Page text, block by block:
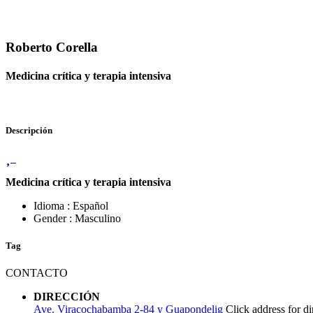
Roberto Corella
Medicina crítica y terapia intensiva
Descripción
Medicina crítica y terapia intensiva
Idioma : Español
Gender : Masculino
Tag
CONTACTO
DIRECCIÓN
Ave. Viracochabamba 2-84 y Guapondelig Click address for